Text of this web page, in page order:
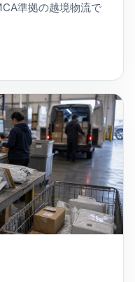
準拠の越境物流で